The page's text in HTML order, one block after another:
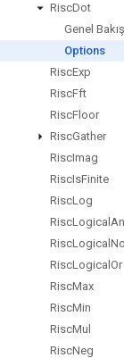
RiscDot
Genel Bakış
Options
RiscExp
RiscFft
RiscFloor
RiscGather
RiscImag
RiscIsFinite
RiscLog
RiscLogical
RiscLogical
RiscLogical Or
RiscMax
RiscMin
RiscMul
RiscNeg